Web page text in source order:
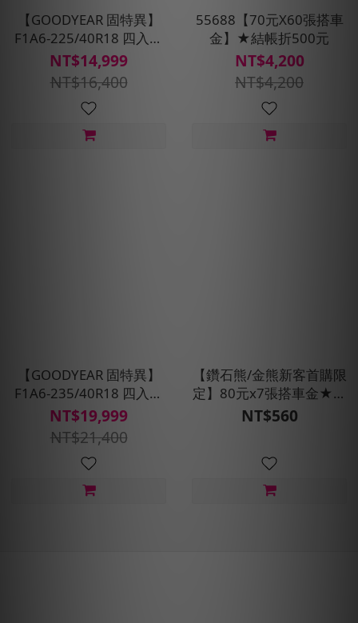
【GOODYEAR 固特異】
F1A6-225/40R18 四入組
輪胎 (超高性能操控胎)含安
裝定位平衡
NT$14,999
NT$16,400
55688【70元X60張搭車
金】★結帳折500元
NT$4,200
NT$4,200
【GOODYEAR 固特異】
F1A6-235/40R18 四入組
(超高性能操控胎)含安裝定
位平衡
NT$19,999
NT$21,400
【鑽石熊/金熊新客首購限
定】80元x7張搭車金★現
折100元
NT$560